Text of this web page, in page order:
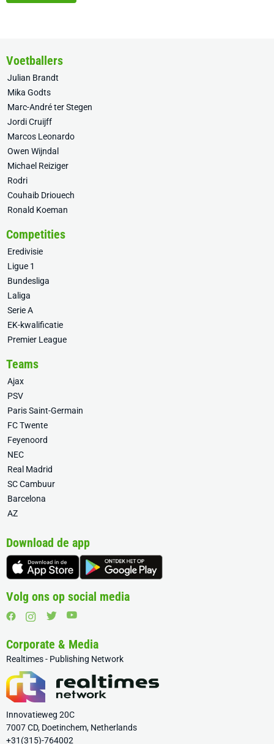
Voetballers
Julian Brandt
Mika Godts
Marc-André ter Stegen
Jordi Cruijff
Marcos Leonardo
Owen Wijndal
Michael Reiziger
Rodri
Couhaib Driouech
Ronald Koeman
Competities
Eredivisie
Ligue 1
Bundesliga
Laliga
Serie A
EK-kwalificatie
Premier League
Teams
Ajax
PSV
Paris Saint-Germain
FC Twente
Feyenoord
NEC
Real Madrid
SC Cambuur
Barcelona
AZ
Download de app
Volg ons op social media
Corporate & Media
Realtimes - Publishing Network
Innovatieweg 20C
7007 CD, Doetinchem, Netherlands
+31(315)-764002